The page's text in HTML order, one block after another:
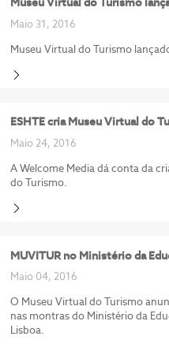
Maio 31, 2016
Museu Virtual do Turismo
ESHTE cria Museu Virtual do
Maio 24, 2016
A Welcome Media dá conta da
do Turismo.
MUVITUR no Ministério da
Maio 04, 2016
O Museu Virtual do Turismo
nas montras do Ministério da
Lisboa.